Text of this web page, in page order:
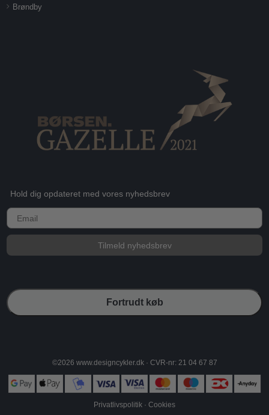
Brøndby
Hold dig opdateret med vores nyhedsbrev
E-mail
Tilmeld nyhedsbrev
Fortrudt køb
©2026 www.designcykler.dk · CVR-nr: 21 04 67 87
Privatlivspolitik · Cookies